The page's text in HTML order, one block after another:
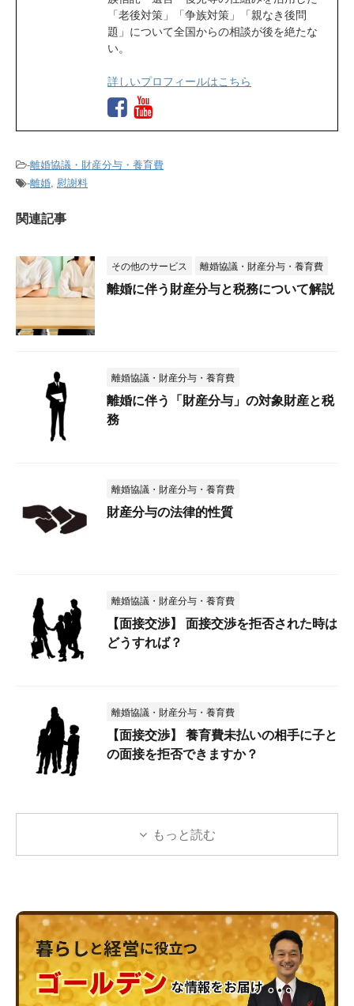
「老後対策」「争族対策」「親なき後問
題」について全国からの相談が後を絶たな
い。
詳しいプロフィールはこちら
-離婚協議・財産分与・養育費
-離婚, 慰謝料
関連記事
その他のサービス 離婚協議・財産分与・養育費
離婚に伴う財産分与と税務について解説
離婚協議・財産分与・養育費
離婚に伴う「財産分与」の対象財産と税
務
離婚協議・財産分与・養育費
財産分与の法律的性質
離婚協議・財産分与・養育費
【面接交渉】 面接交渉を拒否された時は
どうすれば？
離婚協議・財産分与・養育費
【面接交渉】 養育費未払いの相手に子と
の面接を拒否できますか？
もっと読む